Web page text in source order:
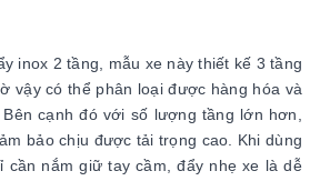
inox 2 tầng, mẫu xe này thiết kế 3 tầng
vậy có thể phân loại được hàng hóa và
cạnh đó với số lượng tầng lớn hơn,
bảo chịu được tải trọng cao. Khi dùng
cần nắm giữ tay cầm, đẩy nhẹ xe là dễ